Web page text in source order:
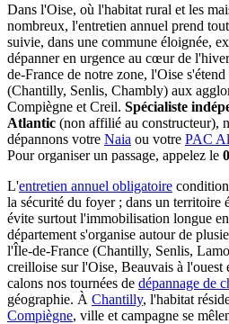
Dans l'Oise, où l'habitat rural et les
nombreux, l'entretien annuel prend
suivie, dans une commune éloignée,
dépanner en urgence au cœur de
de-France de notre zone, l'Oise
(Chantilly, Senlis, Chambly) aux
Compiègne et Creil. Spécialiste
Atlantic (non affilié au constructeur),
dépannons votre Naia ou votre PAC
Pour organiser un passage, appelez le
L'entretien annuel obligatoire
la sécurité du foyer ; dans un territoire
évite surtout l'immobilisation longue
département s'organise autour de
l'Île-de-France (Chantilly, Senlis,
creilloise sur l'Oise, Beauvais à l'ouest
calons nos tournées de dépannage de
géographie. À Chantilly, l'habitat
Compiègne, ville et campagne se